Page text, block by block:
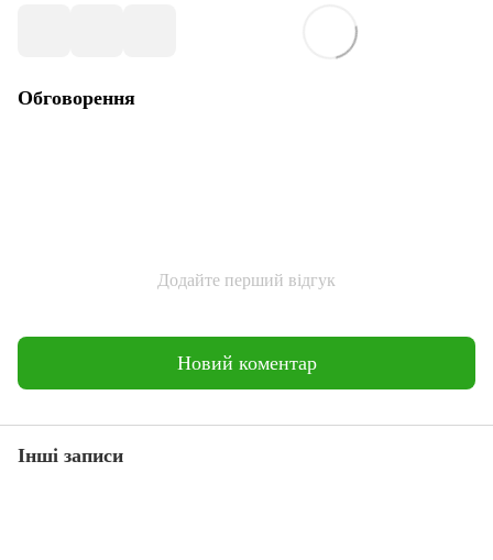
Обговорення
Додайте перший відгук
Новий коментар
Інші записи